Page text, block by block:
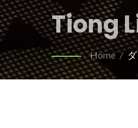
Tiong
Home /